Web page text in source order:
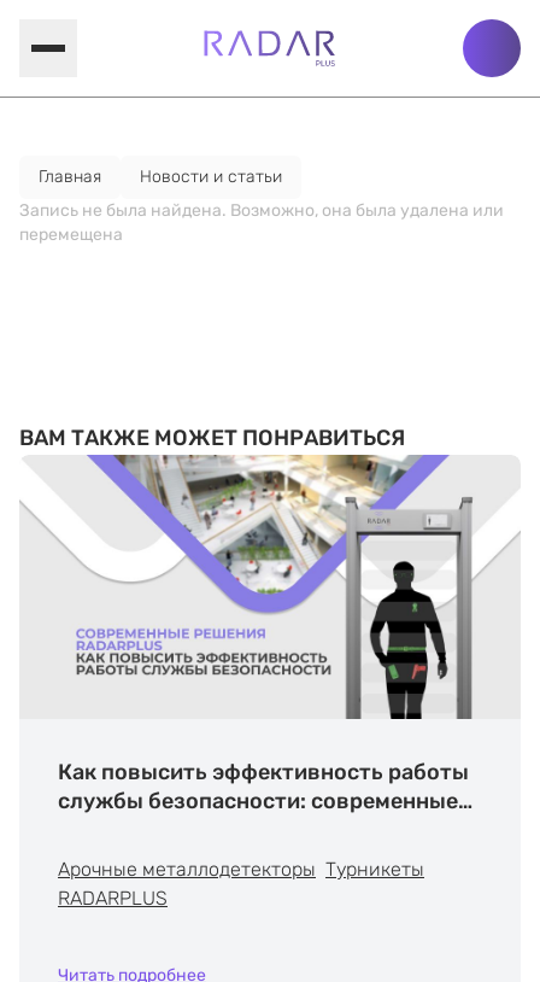
Главная
Новости и статьи
Запись не была найдена. Возможно, она была удалена или
перемещена
ВАМ ТАКЖЕ МОЖЕТ ПОНРАВИТЬСЯ
Как повысить эффективность работы
службы безопасности: современные
Арочные металлодетекторы Турникеты
RADARPLUS
Читать подробнее